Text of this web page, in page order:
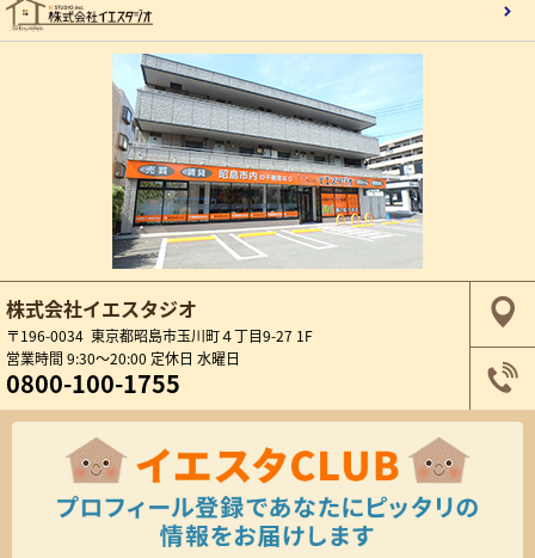
株式会社イエスタジオ
〒196-0034 東京都昭島市玉川町４丁目9-27 1F
営業時間 9:30～20:00 定休日 水曜日
0800-100-1755